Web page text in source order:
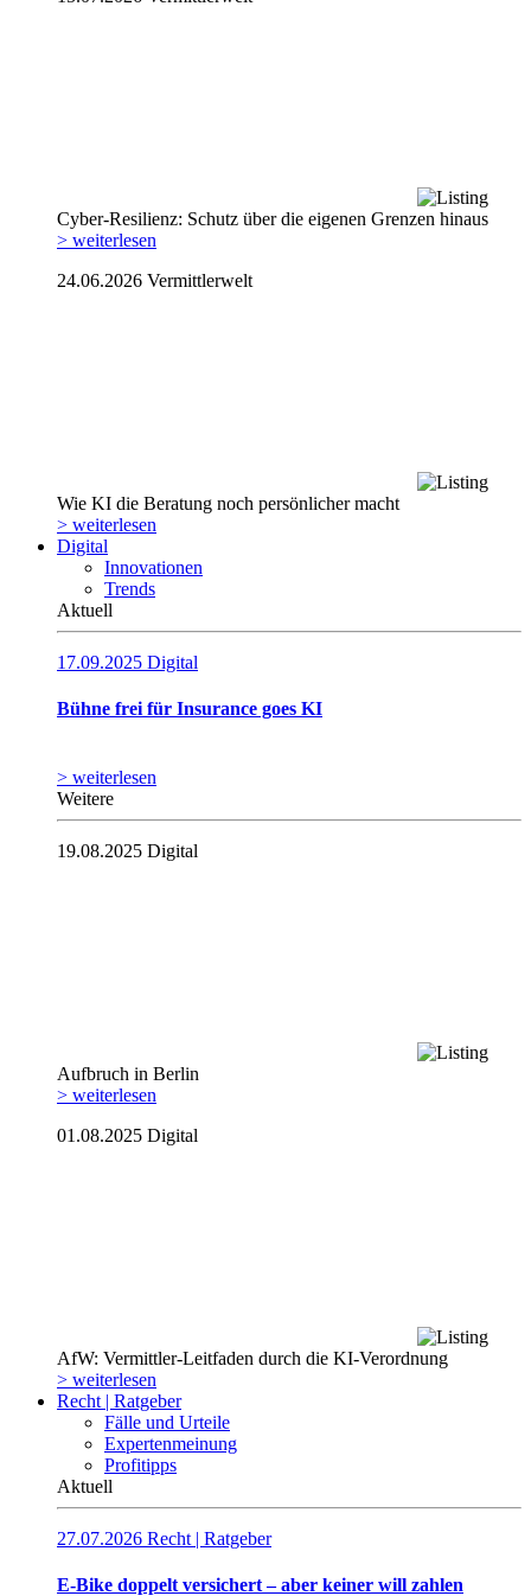
Cyber-Resilienz: Schutz über die eigenen Grenzen hinaus
> weiterlesen
24.06.2026 Vermittlerwelt
Wie KI die Beratung noch persönlicher macht
> weiterlesen
Digital
Innovationen
Trends
Aktuell
17.09.2025 Digital
Bühne frei für Insurance goes KI
> weiterlesen
Weitere
19.08.2025 Digital
Aufbruch in Berlin
> weiterlesen
01.08.2025 Digital
AfW: Vermittler-Leitfaden durch die KI-Verordnung
> weiterlesen
Recht | Ratgeber
Fälle und Urteile
Expertenmeinung
Profitipps
Aktuell
27.07.2026 Recht | Ratgeber
E-Bike doppelt versichert – aber keiner will zahlen